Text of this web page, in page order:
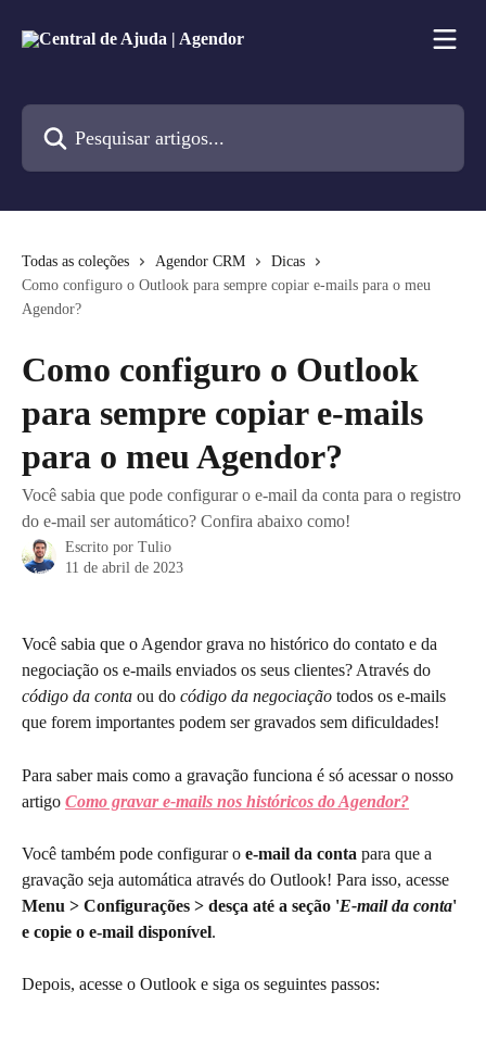
Todas as coleções Agendor CRM
Dicas
Como configuro o Outlook para sempre copiar e-mails para o meu
Agendor?
Como configuro o Outlook
para sempre copiar e-mails
para o meu Agendor?
Você sabia que pode configurar o e-mail da conta para o registro
do e-mail ser automático? Confira abaixo como!
Escrito por Tulio
11 de abril de 2023
Você sabia que o Agendor grava no histórico do contato e da
negociação os e-mails enviados os seus clientes? Através do
código da conta ou do código da negociação todos os e-mails
que forem importantes podem ser gravados sem dificuldades!
Para saber mais como a gravação funciona é só acessar o nosso
artigo Como gravar e-mails nos históricos do Agendor?
Você também pode configurar o e-mail da conta para que a
gravação seja automática através do Outlook! Para isso, acesse
Menu > Configurações > desça até a seção 'E-mail da conta'
e copie o e-mail disponível.
Depois, acesse o Outlook e siga os seguintes passos: